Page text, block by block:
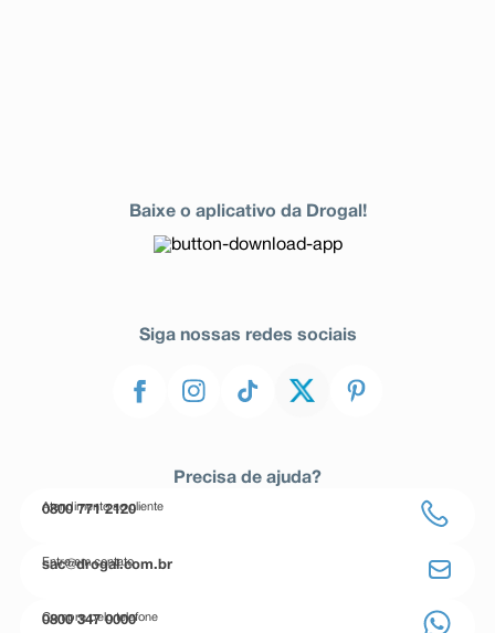
Baixe o aplicativo da Drogal!
Siga nossas redes sociais
Precisa de ajuda?
Atendimento ao cliente
0800 771 2120
Entre em contato
sac@drogal.com.br
Compre pelo telefone
0800 347 0000